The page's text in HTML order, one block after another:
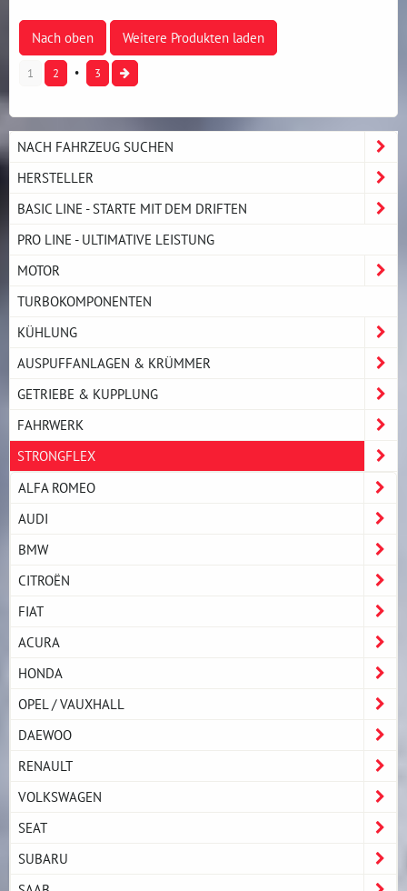
Nach oben Weitere Produkten laden
1 2 3
NACH FAHRZEUG SUCHEN
HERSTELLER
BASIC LINE - STARTE MIT DEM DRIFTEN
PRO LINE - ULTIMATIVE LEISTUNG
MOTOR
TURBOKOMPONENTEN
KÜHLUNG
AUSPUFFANLAGEN & KRÜMMER
GETRIEBE & KUPPLUNG
FAHRWERK
STRONGFLEX
ALFA ROMEO
AUDI
BMW
CITROËN
FIAT
ACURA
HONDA
OPEL / VAUXHALL
DAEWOO
RENAULT
VOLKSWAGEN
SEAT
SUBARU